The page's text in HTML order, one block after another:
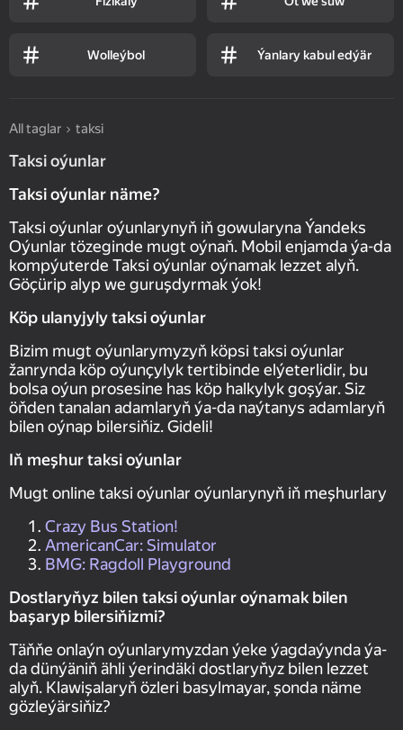
Wolleýbol Ýanlary kabul edýär
All taglar taksi
Taksi oýunlar
Taksi oýunlar näme?
Taksi oýunlar oýunlarynyň iň gowularyna Ýandeks
Oýunlar tözeginde mugt oýnaň. Mobil enjamda ýa-da
kompýuterde Taksi oýunlar oýnamak lezzet alyň.
Göçürip alyp we guruşdyrmak ýok!
Köp ulanyjyly taksi oýunlar
Bizim mugt oýunlarymyzyň köpsi taksi oýunlar
žanrynda köp oýunçylyk tertibinde elýeterlidir, bu
bolsa oýun prosesine has köp halkylyk goşýar. Siz
öňden tanalan adamlaryň ýa-da naýtanys adamlaryň
bilen oýnap bilersiňiz. Gideli!
Iň meşhur taksi oýunlar
Mugt online taksi oýunlar oýunlarynyň iň meşhurlary
Crazy Bus Station!
AmericanCar: Simulator
BMG: Ragdoll Playground
Dostlaryňyz bilen taksi oýunlar oýnamak bilen
başaryp bilersiňizmi?
Täňňe onlaýn oýunlarymyzdan ýeke ýagdaýynda ýa-
da dünýäniň ähli ýerindäki dostlaryňyz bilen lezzet
alyň. Klawişalaryň özleri basylmayar, şonda näme
gözleýärsiňiz?